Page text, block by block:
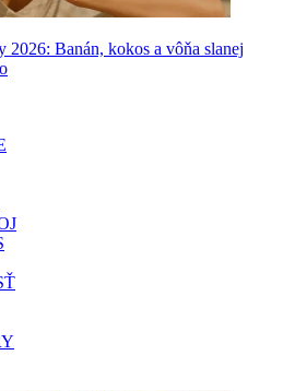
2026: Banán, kokos a vôňa slanej